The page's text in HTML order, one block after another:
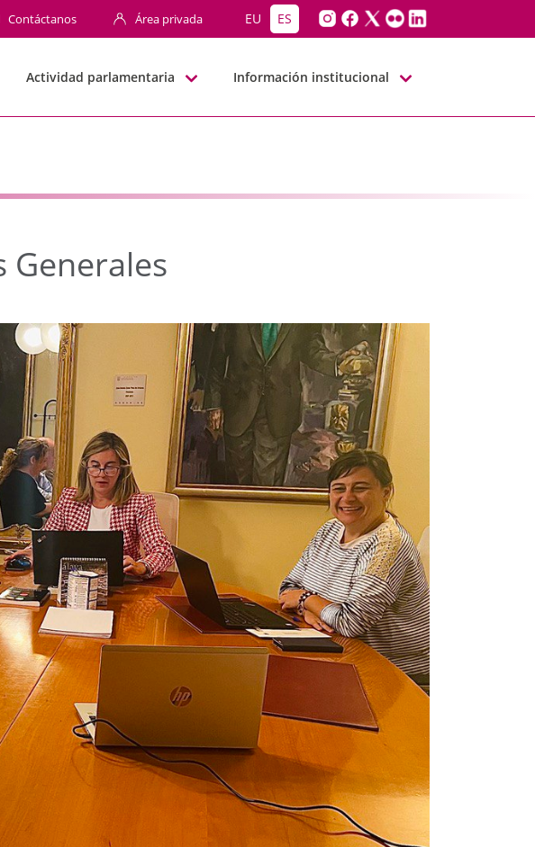
- JJGG-BBNN
Contáctanos Área privada EU ES
Actividad parlamentaria Información institucional
Generales